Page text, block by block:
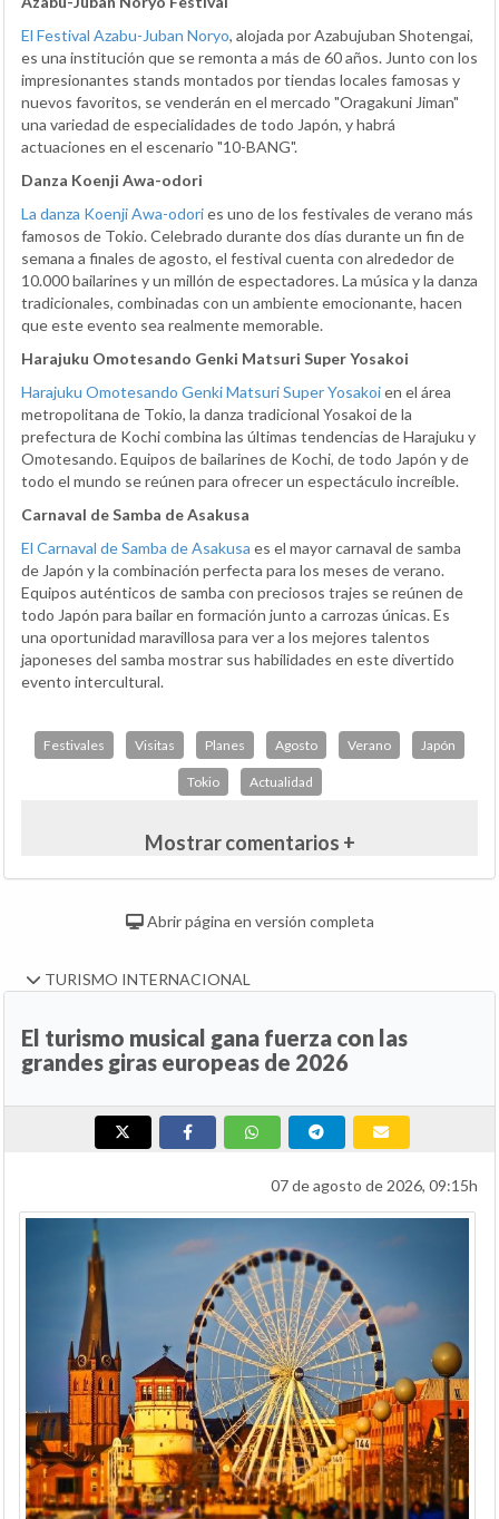
El Festival Azabu-Juban Noryo, alojada por Azabujuban Shotengai,
es una institución que se remonta a más de 60 años. Junto con los
impresionantes stands montados por tiendas locales famosas y
nuevos favoritos, se venderán en el mercado "Oragakuni Jiman"
una variedad de especialidades de todo Japón, y habrá
actuaciones en el escenario "10-BANG".
Danza Koenji Awa-odori
La danza Koenji Awa-odories uno de los festivales de verano más
famosos de Tokio. Celebrado durante dos días durante un fin de
semana a finales de agosto, el festival cuenta con alrededor de
10.000 bailarines y un millón de espectadores. La música y la danza
tradicionales, combinadas con un ambiente emocionante, hacen
que este evento sea realmente memorable.
Harajuku Omotesando Genki Matsuri Super Yosakoi
Harajuku Omotesando Genki Matsuri Super Yosakoien el área
metropolitana de Tokio, la danza tradicional Yosakoi de la
prefectura de Kochi combina las últimas tendencias de Harajuku y
Omotesando. Equipos de bailarines de Kochi, de todo Japón y de
todo el mundo se reúnen para ofrecer un espectáculo increíble.
Carnaval de Samba de Asakusa
El Carnaval de Samba de Asakusa es el mayor carnaval de samba
de Japón y la combinación perfecta para los meses de verano.
Equipos auténticos de samba con preciosos trajes se reúnen de
todo Japón para bailar en formación junto a carrozas únicas. Es
una oportunidad maravillosa para ver a los mejores talentos
japoneses del samba mostrar sus habilidades en este divertido
evento intercultural.
Festivales Visitas Planes Agosto Verano Japón
Tokio Actualidad
Mostrar comentarios +
Abrir página en versión completa
TURISMO INTERNACIONAL
El turismo musical gana fuerza con las
grandes giras europeas de 2026
07 de agosto de 2026, 09:15h